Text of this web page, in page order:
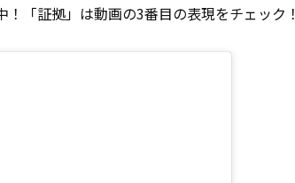
！「証拠」は動画の3番目の表現をチェック！